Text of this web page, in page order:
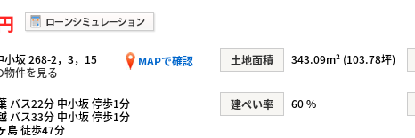
小坂 268-2，3，15 MAPで確認
物件を見る
土地面積 343.09m² (103.78坪)
バス22分 中小坂 停歩1分
バス33分 中小坂 停歩1分
島徒歩47分
建ぺい率 60 %